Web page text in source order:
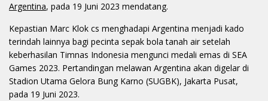
Argentina, pada 19 Juni 2023 mendatang.
Kepastian Marc Klok cs menghadapi Argentina menjadi kado
terindah lainnya bagi pecinta sepak bola tanah air setelah
keberhasilan Timnas Indonesia mengunci medali emas di SEA
Games 2023. Pertandingan melawan Argentina akan digelar di
Stadion Utama Gelora Bung Karno (SUGBK), Jakarta Pusat,
pada 19 Juni 2023.